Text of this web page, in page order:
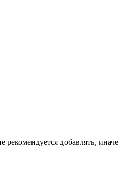
рекомендуется добавлять, иначе